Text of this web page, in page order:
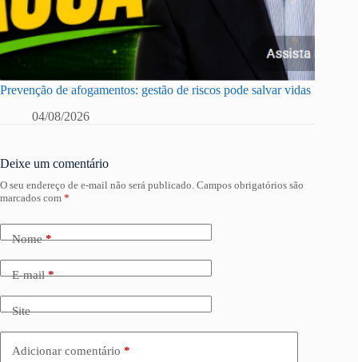
Prevenção de afogamentos: gestão de riscos pode salvar vidas
04/08/2026
Deixe um comentário
O seu endereço de e-mail não será publicado. Campos obrigatórios são
marcados com *
Nome*
E-mail*
Site
Adicionar comentário *